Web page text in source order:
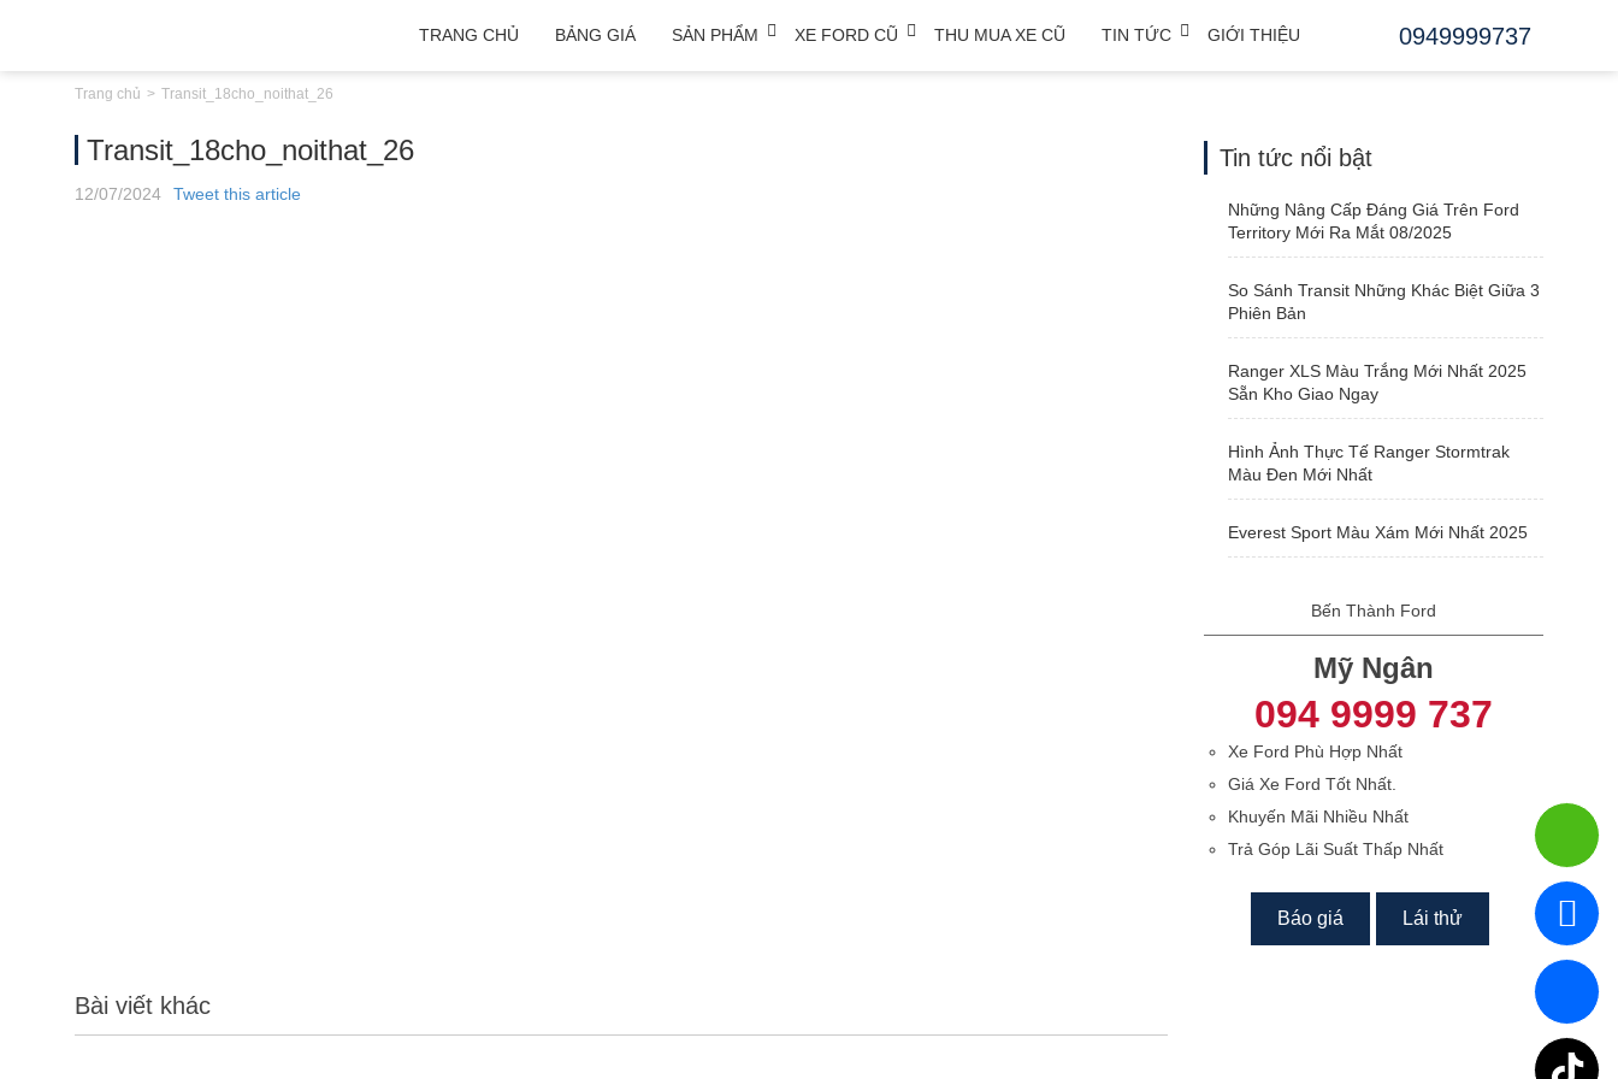
TRANG CHỦ BẢNG GIÁ SẢN PHẨM XE FORD CŨ THU MUA XE CŨ TIN TỨC GIỚI THIỆU 0949999737
Trang chủ Transit_18cho_noithat_26
Transit_18cho_noithat_26
12/07/2024 Tweet this article
Bài viết khác
Tin tức nổi bật
Những Nâng Cấp Đáng Giá Trên Ford
Territory Mới Ra Mắt 08/2025
So Sánh Transit Những Khác Biệt Giữa 3
Phiên Bản
Ranger XLS Màu Trắng Mới Nhất 2025
Sẵn Kho Giao Ngay
Hình Ảnh Thực Tế Ranger Stormtrak
Màu Đen Mới Nhất
Everest Sport Màu Xám Mới Nhất 2025
Bến Thành Ford
Mỹ Ngân
094 9999 737
Xe Ford Phù Hợp Nhất
Giá Xe Ford Tốt Nhất.
Khuyến Mãi Nhiều Nhất
Trả Góp Lãi Suất Thấp Nhất
Báo giá Lái thử